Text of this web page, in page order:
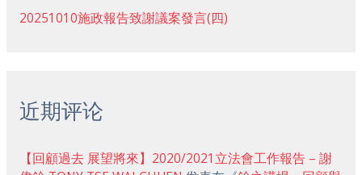
20251010施政報告致謝議案發言(四)
近期评论
【回顧過去 展望將來】2020/2021立法會工作報告 – 謝